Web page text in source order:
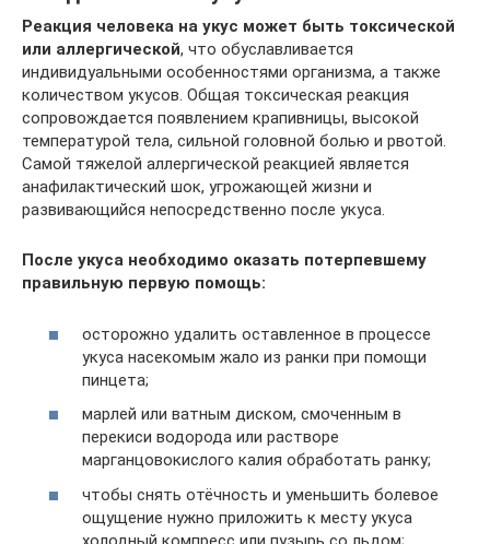
Реакция человека на укус может быть токсической
или аллергической, что обуславливается
индивидуальными особенностями организма, а также
количеством укусов. Общая токсическая реакция
сопровождается появлением крапивницы, высокой
температурой тела, сильной головной болью и рвотой.
Самой тяжелой аллергической реакцией является
анафилактический шок, угрожающей жизни и
развивающийся непосредственно после укуса.
После укуса необходимо оказать потерпевшему
правильную первую помощь:
осторожно удалить оставленное в процессе
укуса насекомым жало из ранки при помощи
пинцета;
марлей или ватным диском, смоченным в
перекиси водорода или растворе
марганцовокислого калия обработать ранку;
чтобы снять отёчность и уменьшить болевое
ощущение нужно приложить к месту укуса